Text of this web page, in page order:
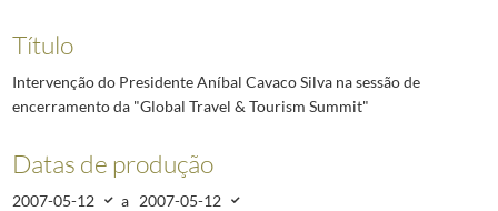
Título
Intervenção do Presidente Aníbal Cavaco Silva na sessão de
encerramento da "Global Travel & Tourism Summit"
Datas de produção
2007-05-12 a 2007-05-12